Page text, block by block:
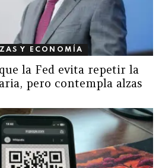
Y ECONOMÍA
la Fed evita repetir la
pero contempla alzas